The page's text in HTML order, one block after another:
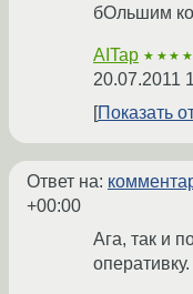
бОльшим
AITap
20.07.2011
Показать
Ответ на:
+00:00
Ага, так и
оперативку.